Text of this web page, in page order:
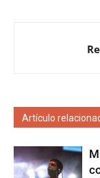
Artículo